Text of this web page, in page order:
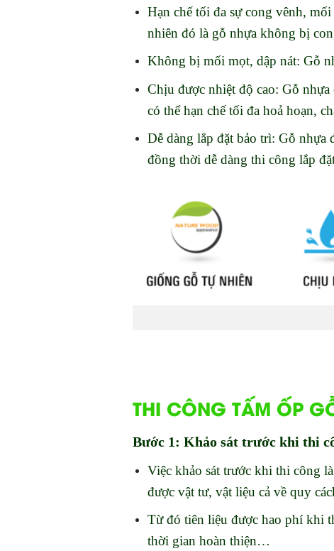
Hạn chế tối đa sự cong vênh,
nhiên đó là gỗ nhựa không bị
Không bị mối mọt, dập nát: Gỗ
Chịu được nhiệt độ cao: Gỗ
có thể hạn chế tối đa hoả hoạn,
Dễ dàng lắp đặt bảo trì: Gỗ nhựa
đồng thời dễ dàng thi công lắp
THI CÔNG TẤM ỐP
Bước 1: Khảo sát trước khi thi
Việc khảo sát trước khi thi công
được vật tư, vật liệu cả về quy
Từ đó tiên liệu được hao phí khi
thời gian hoàn thiện…